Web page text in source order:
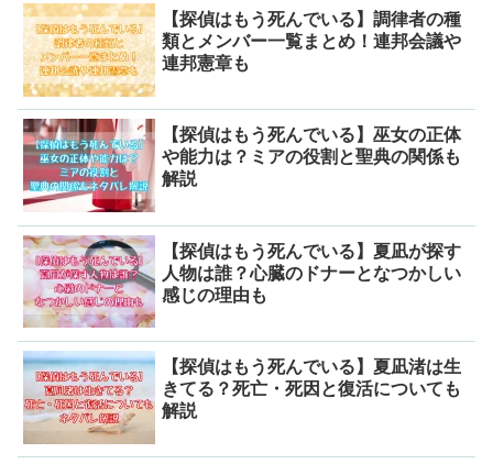
【探偵はもう死んでいる】調律者の種
類とメンバー一覧まとめ！連邦会議や
連邦憲章も
【探偵はもう死んでいる】巫女の正体
や能力は？ミアの役割と聖典の関係も
解説
【探偵はもう死んでいる】夏凪が探す
人物は誰？心臓のドナーとなつかしい
感じの理由も
【探偵はもう死んでいる】夏凪渚は生
きてる？死亡・死因と復活についても
解説